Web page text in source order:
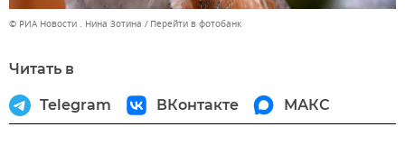
© РИА Новости . Нина Зотина Перейти в фотобанк
Читать в
Telegram ВКонтакте МАКС